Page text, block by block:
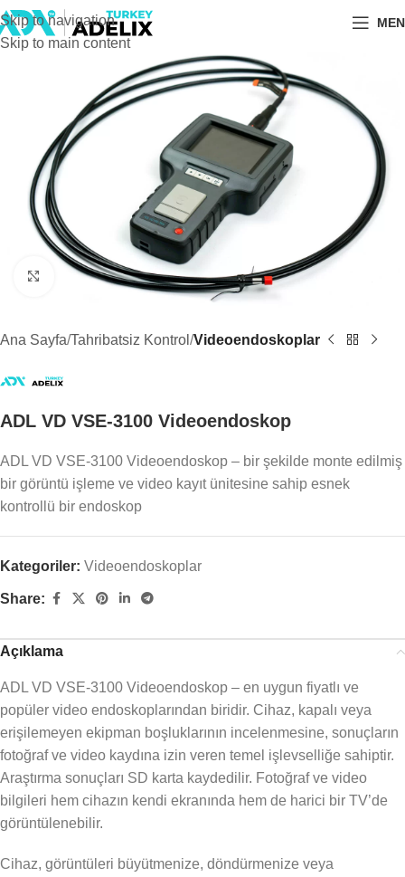
Skip to navigation
Skip to main content
Büyütmek için tıklayın
Ana Sayfa Tahribatsiz Kontrol Videoendoskoplar
ADL VD VSE-3100 Videoendoskop
ADL VD VSE-3100 Videoendoskop – bir şekilde monte edilmiş
bir görüntü işleme ve video kayıt ünitesine sahip esnek
kontrollü bir endoskop
Kategoriler: Videoendoskoplar
Share:
Açıklama
ADL VD VSE-3100 Videoendoskop – en uygun fiyatlı ve
popüler video endoskoplarından biridir. Cihaz, kapalı veya
erişilemeyen ekipman boşluklarının incelenmesine, sonuçların
fotoğraf ve video kaydına izin veren temel işlevselliğe sahiptir.
Araştırma sonuçları SD karta kaydedilir. Fotoğraf ve video
bilgileri hem cihazın kendi ekranında hem de harici bir TV’de
görüntülenebilir.
Cihaz, görüntüleri büyütmenize, döndürmenize veya